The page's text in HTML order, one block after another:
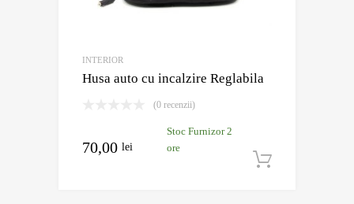
INTERIOR
Husa auto cu incalzire Reglabila
(0 recenzii)
70,00 lei
Stoc Furnizor 2
ore